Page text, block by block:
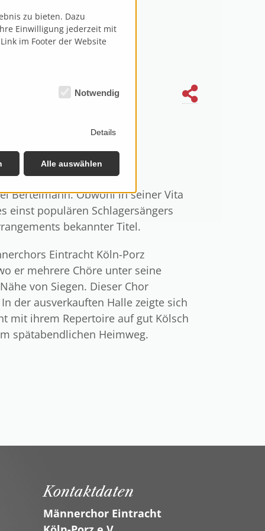
Bertelmann. Obwohl in seiner Vita
einst populären Schlagersängers
bekannter Titel.
Eintracht Köln-Porz
er mehrere Chöre unter seine
von Siegen. Dieser Chor
der ausverkauften Halle zeigte sich
mit ihrem Repertoire auf gut Kölsch
spätabendlichen Heimweg.
Kontaktdaten
Männerchor Eintracht
zu bieten. Dazu
Einwilligung jederzeit mit
im Footer der Website
Notwendig
Details
Alle auswählen